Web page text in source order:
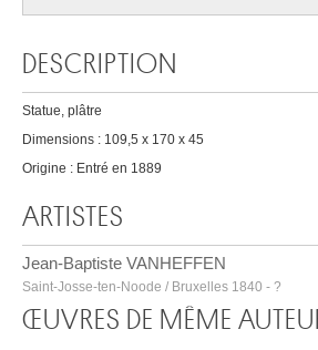
DESCRIPTION
Statue, plâtre
Dimensions : 109,5 x 170 x 45
Origine : Entré en 1889
ARTISTES
Jean-Baptiste VANHEFFEN
Saint-Josse-ten-Noode / Bruxelles 1840 - ?
ŒUVRES DE MÊME